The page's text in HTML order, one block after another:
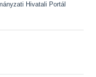
Hivatali Portál